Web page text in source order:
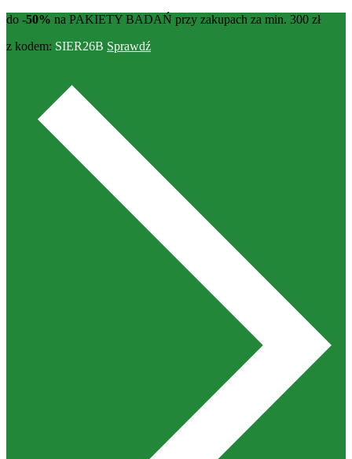
do -50% na PAKIETY BADAŃ przy zakupach za min. 300 zł
z kodem: SIER26B Sprawdź